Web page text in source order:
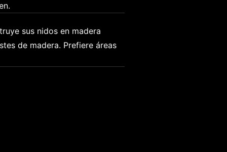
sus nidos en madera
de madera. Prefiere áreas